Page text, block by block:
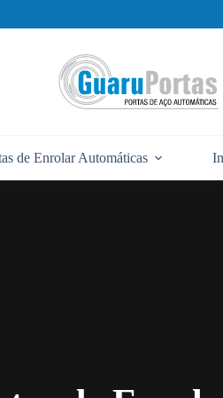
de Enrolar Automáticas